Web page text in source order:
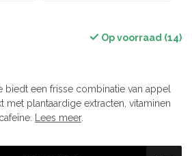
Op voorraad (14)
biedt een frisse combinatie van appel
met plantaardige extracten, vitaminen
Lees meer.